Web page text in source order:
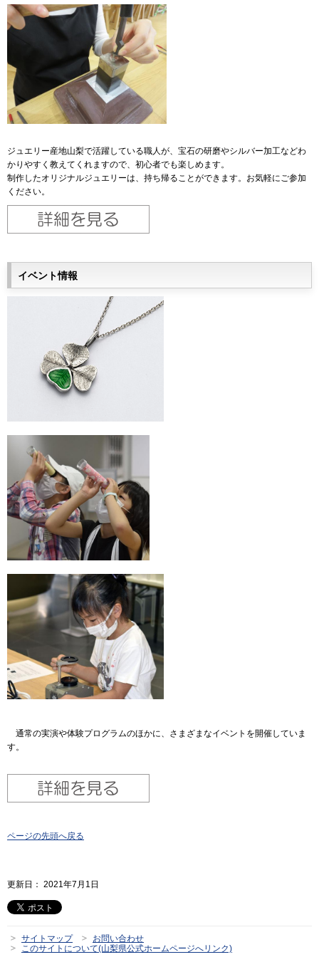
ジュエリー産地山梨で活躍している職人が、宝石の研磨やシルバー加工などわ
かりやすく教えてくれますので、初心者でも楽しめます。
制作したオリジナルジュエリーは、持ち帰ることができます。お気軽にご参加
ください。
イベント情報
通常の実演や体験プログラムのほかに、さまざまなイベントを開催していま
す。
ページの先頭へ戻る
更新日： 2021年7月1日
サイトマップ
お問い合わせ
このサイトについて(山梨県公式ホームページへリンク)